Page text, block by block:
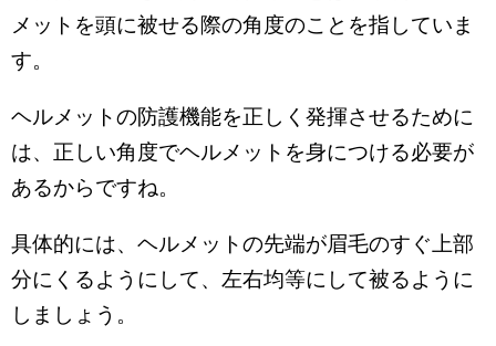
メットを頭に被せる際の角度のことを指していま
す。
ヘルメットの防護機能を正しく発揮させるために
は、正しい角度でヘルメットを身につける必要が
あるからですね。
具体的には、ヘルメットの先端が眉毛のすぐ上部
分にくるようにして、左右均等にして被るように
しましょう。